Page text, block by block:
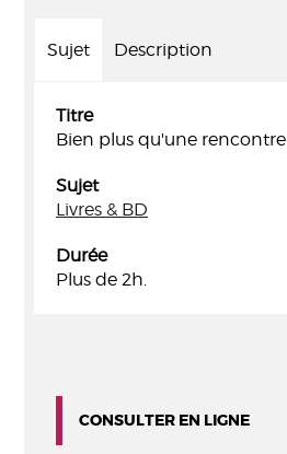
Sujet Description
Titre
Bien plus qu'une rencontre
Sujet
Livres & BD
Durée
Plus de 2h.
CONSULTER EN LIGNE